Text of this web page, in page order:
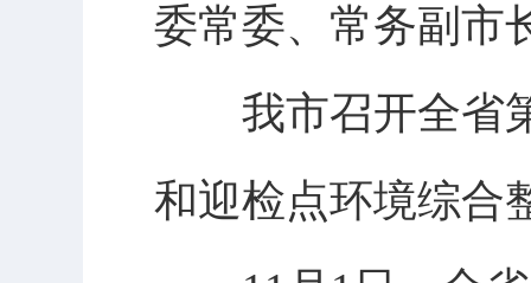
委常委、常务副市
我市召开全省第
和迎检点环境综合